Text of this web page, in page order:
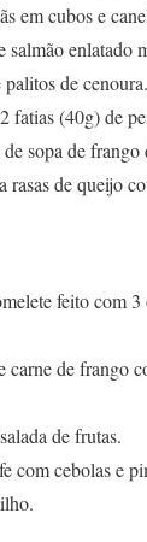
em cubos e
enlatado
de cenoura.
fatias (40g) de
sopa de
rasas de queijo
feito com
de frango
de frutas.
com cebolas e